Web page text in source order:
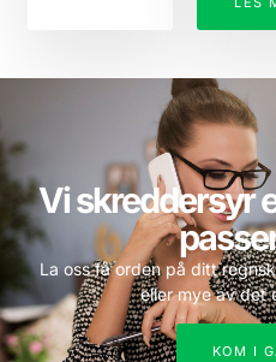
Vi skreddersyr
La oss få orden på ditt
eller mye av det
KOM I